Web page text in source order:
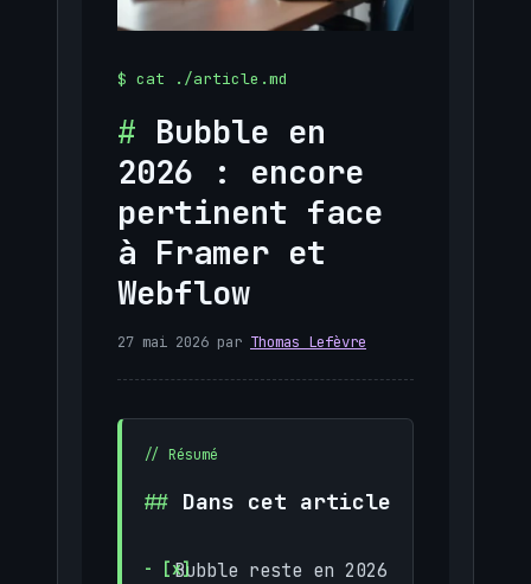
Bubble en
2026 : encore
pertinent face
à Framer et
Webflow
27 mai 2026 par Thomas Lefèvre
Dans cet article
Bubble reste en 2026